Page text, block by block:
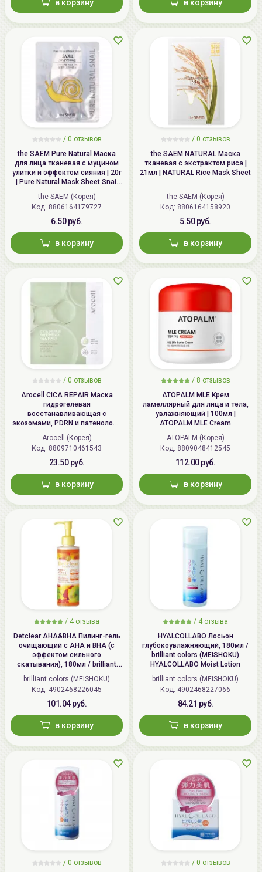
в корзину в корзину
/ 0 отзывов
the SAEM Pure Natural Маска
для лица тканевая с муцином
улитки и эффектом сияния | 20г
| Pure Natural Mask Sheet Snail
Brightening
the SAEM (Корея)
Код: 8806164179727
6.50 руб.
в корзину
/ 0 отзывов
the SAEM NATURAL Маска
тканевая с экстрактом риса |
21мл | NATURAL Rice Mask Sheet
the SAEM (Корея)
Код: 8806164158920
5.50 руб.
в корзину
/ 0 отзывов
Arocell CICA REPAIR Маска
гидрогелевая
восстанавливающая с
экозомами, PDRN и патенолом |
25г | CICA REPAIR Panthenol Gel
Mask
Arocell (Корея)
Код: 8809710461543
23.50 руб.
в корзину
/ 8 отзывов
ATOPALM MLE Крем
ламеллярный для лица и тела,
увлажняющий | 100мл |
ATOPALM MLE Cream
ATOPALM (Корея)
Код: 8809048412545
112.00 руб.
в корзину
/ 4 отзыва
Detclear AHA&BHA Пилинг-гель
очищающий с AHA и BHA (с
эффектом сильного
скатывания), 180мл / brilliant
colors (MEISHOKU) Detclear
Bright&Peel AHA&BHA Fruits
Peeling Jelly
brilliant colors (MEISHOKU)
(Япония)
Код: 4902468226045
101.04 руб.
в корзину
/ 4 отзыва
HYALCOLLABO Лосьон
глубокоувлажняющий, 180мл /
brilliant colors (MEISHOKU)
HYALCOLLABO Moist Lotion
brilliant colors (MEISHOKU)
(Япония)
Код: 4902468227066
84.21 руб.
в корзину
/ 0 отзывов
/ 0 отзывов